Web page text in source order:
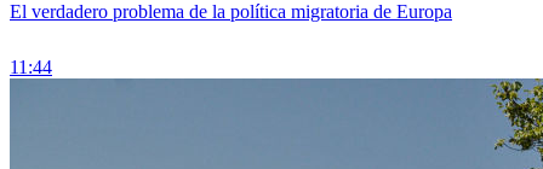
El verdadero problema de la política migratoria de Europa
11:44